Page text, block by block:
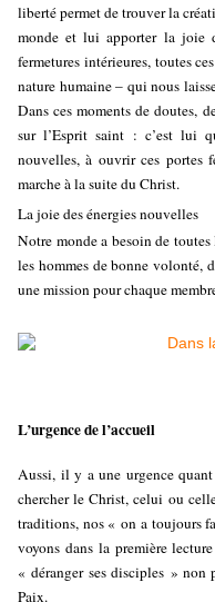
liberté permet de trouver la
monde et lui apporter la joie
fermetures intérieures, toutes
nature humaine – qui nous
Dans ces moments de doutes,
sur l’Esprit saint : c’est lui
nouvelles, à ouvrir ces portes
marche à la suite du Christ.
La joie des énergies nouvelles
Notre monde a besoin de toutes
les hommes de bonne volonté,
une mission pour chaque
L’urgence de l’accueil
Aussi, il y a une urgence
chercher le Christ, celui ou
traditions, nos « on a toujours
voyons dans la première
« déranger ses disciples »
Paix.